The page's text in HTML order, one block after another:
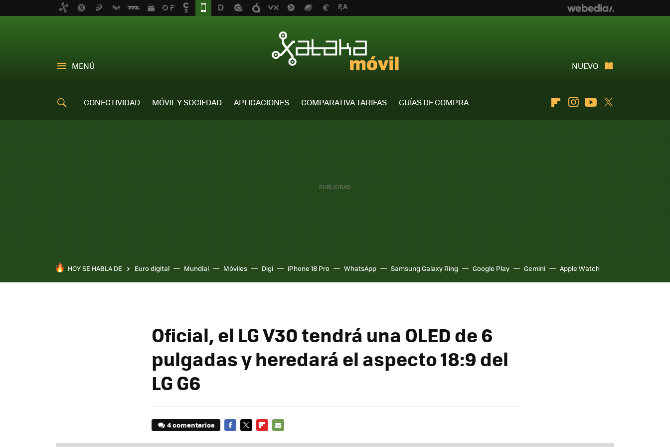
MENÚ NUEVO
CONECTIVIDAD MÓVIL Y SOCIEDAD APLICACIONES COMPARATIVA TARIFAS
GUÍAS DE COMPRA
FlipboardInstagramYoutube
HOY SE HABLA DE Euro digital Mundial Móviles Digi iPhone 18 Pro WhatsApp Samsung Galaxy Ring Google Play Gemini Apple Watch
Oficial, el LG V30 tendrá una OLED de 6
pulgadas y heredará el aspecto 18:9 del
LG G6
4 comentarios